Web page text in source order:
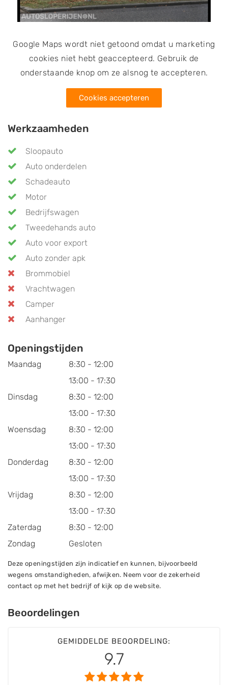
van belastingen voor de auto. De onderdelen die door
kunnen in veel gevallen besteld worden. Het bestellen
van onderdelen kan telefonisch of via de website. Ook
is het mogelijk om op locatie langs te gaan.
Google Maps wordt niet getoond omdat u marketing
cookies niet hebt geaccepteerd. Gebruik de
onderstaande knop om ze alsnog te accepteren.
Cookies accepteren
Werkzaamheden
Sloopauto
Auto onderdelen
Schadeauto
Motor
Bedrijfswagen
Tweedehands auto
Auto voor export
Auto zonder apk
Brommobiel
Vrachtwagen
Camper
Aanhanger
Openingstijden
Maandag
8:30 - 12:00
13:00 - 17:30
Dinsdag
8:30 - 12:00
13:00 - 17:30
Woensdag
8:30 - 12:00
13:00 - 17:30
Donderdag
8:30 - 12:00
13:00 - 17:30
Vrijdag
8:30 - 12:00
13:00 - 17:30
Zaterdag
8:30 - 12:00
Zondag
Gesloten
Deze openingstijden zijn indicatief en kunnen, bijvoorbeeld
wegens omstandigheden, afwijken. Neem voor de zekerheid
contact op met het bedrijf of kijk op de website.
Beoordelingen
GEMIDDELDE BEOORDELING:
9.7